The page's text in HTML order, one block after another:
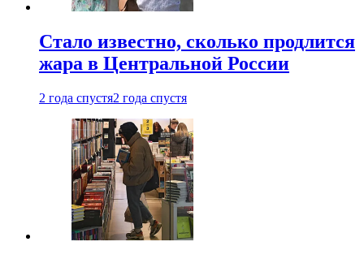
Стало известно, сколько продлится
жара в Центральной России
2 года спустя2 года спустя